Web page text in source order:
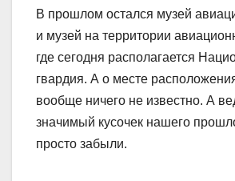
В прошлом остался музей
и музей на территории
где сегодня располагается
гвардия. А о месте
вообще ничего не известно. А
значимый кусочек нашего
просто забыли.